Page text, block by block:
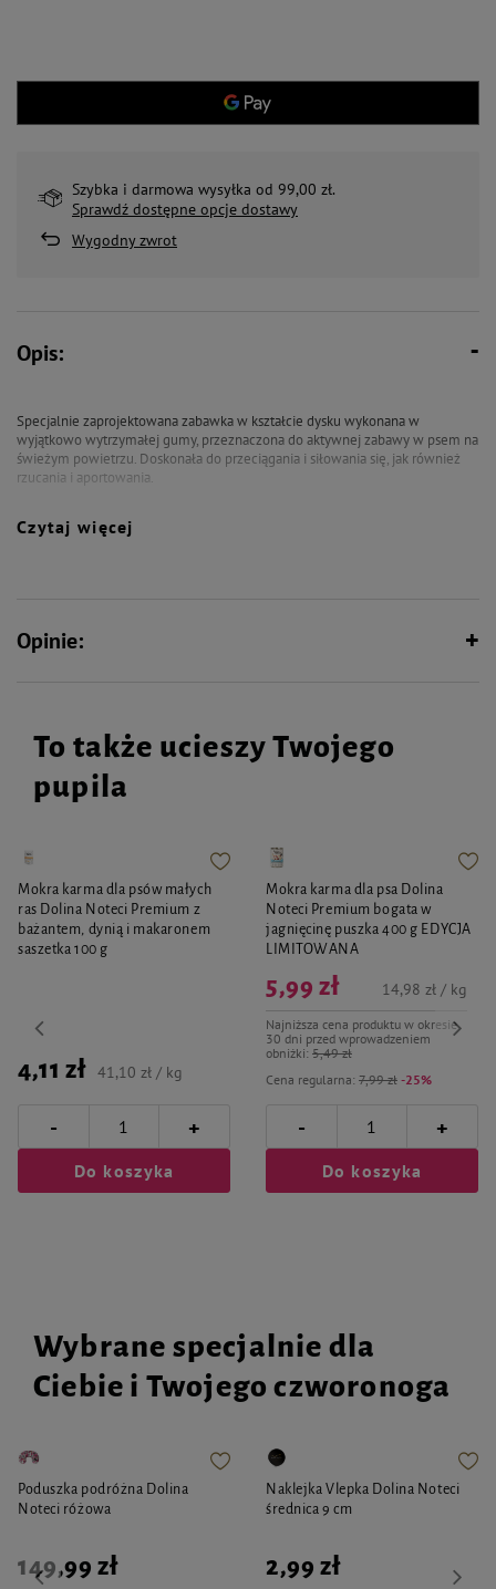
Szybka i darmowa wysyłka od 99,00 zł.
Sprawdź dostępne opcje dostawy
Wygodny zwrot
Opis:
Specjalnie zaprojektowana zabawka w kształcie dysku wykonana w
wyjątkowo wytrzymałej gumy, przeznaczona do aktywnej zabawy w psem na
świeżym powietrzu. Doskonała do przeciągania i siłowania się, jak również
rzucania i aportowania.
Czytaj więcej
Opinie:
To także ucieszy Twojego
pupila
Mokra karma dla psów małych
ras Dolina Noteci Premium z
bażantem, dynią i makaronem
saszetka 100 g
4,11 zł 41,10 zł / kg
- +
Do koszyka
Mokra karma dla psa Dolina
Noteci Premium bogata w
jagnięcinę puszka 400 g EDYCJA
LIMITOWANA
Cena regularna: 7,99 zł -25%
5,99 zł
Najniższa cena produktu w okresie
30 dni przed wprowadzeniem
obniżki: 5,49 zł
14,98 zł / kg
- +
Do koszyka
Wybrane specjalnie dla
Ciebie i Twojego czworonoga
Poduszka podróżna Dolina
Noteci różowa
149,99 zł
Naklejka Vlepka Dolina Noteci
średnica 9 cm
2,99 zł